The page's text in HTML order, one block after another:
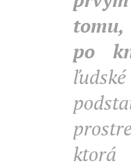
po
ktorá